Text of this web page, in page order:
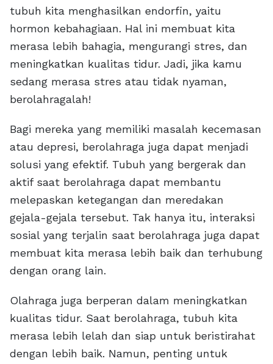
tubuh kita menghasilkan endorfin, yaitu
hormon kebahagiaan. Hal ini membuat kita
merasa lebih bahagia, mengurangi stres, dan
meningkatkan kualitas tidur. Jadi, jika kamu
sedang merasa stres atau tidak nyaman,
berolahragalah!
Bagi mereka yang memiliki masalah kecemasan
atau depresi, berolahraga juga dapat menjadi
solusi yang efektif. Tubuh yang bergerak dan
aktif saat berolahraga dapat membantu
melepaskan ketegangan dan meredakan
gejala-gejala tersebut. Tak hanya itu, interaksi
sosial yang terjalin saat berolahraga juga dapat
membuat kita merasa lebih baik dan terhubung
dengan orang lain.
Olahraga juga berperan dalam meningkatkan
kualitas tidur. Saat berolahraga, tubuh kita
merasa lebih lelah dan siap untuk beristirahat
dengan lebih baik. Namun, penting untuk